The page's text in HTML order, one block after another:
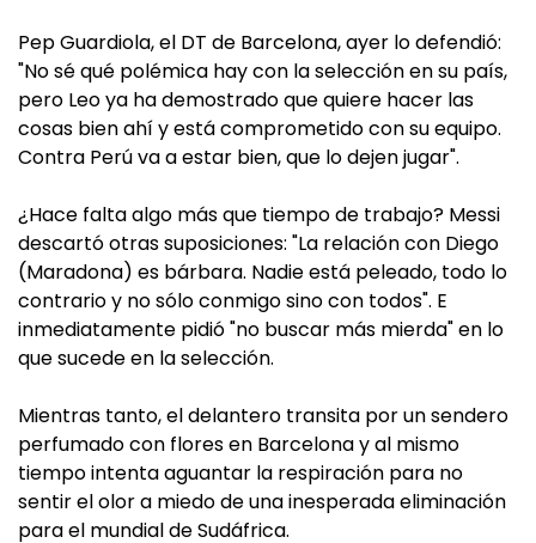
Pep Guardiola, el DT de Barcelona, ayer lo defendió:
"No sé qué polémica hay con la selección en su país,
pero Leo ya ha demostrado que quiere hacer las
cosas bien ahí y está comprometido con su equipo.
Contra Perú va a estar bien, que lo dejen jugar".
¿Hace falta algo más que tiempo de trabajo? Messi
descartó otras suposiciones: "La relación con Diego
(Maradona) es bárbara. Nadie está peleado, todo lo
contrario y no sólo conmigo sino con todos". E
inmediatamente pidió "no buscar más mierda" en lo
que sucede en la selección.
Mientras tanto, el delantero transita por un sendero
perfumado con flores en Barcelona y al mismo
tiempo intenta aguantar la respiración para no
sentir el olor a miedo de una inesperada eliminación
para el mundial de Sudáfrica.